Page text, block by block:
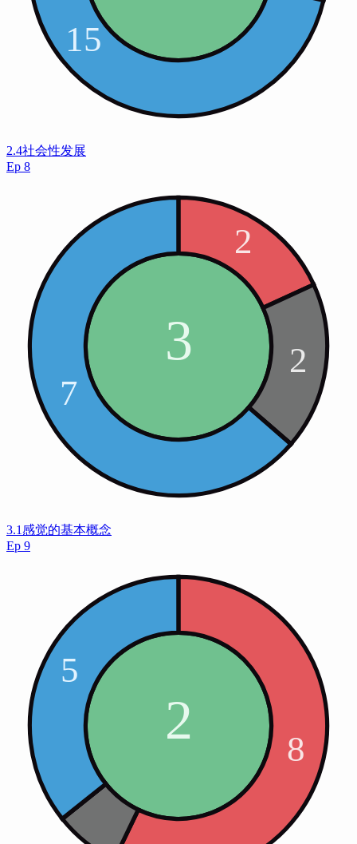
2.4社会性发展
Ep 8
3.1感觉的基本概念
Ep 9